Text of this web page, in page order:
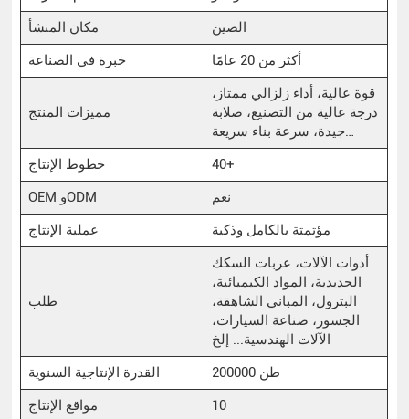
مكان المنشأ
الصين
خبرة في الصناعة
أكثر من 20 عامًا
مميزات المنتج
قوة عالية، أداء زلزالي ممتاز،
درجة عالية من التصنيع، صلابة
خطوط الإنتاج
40+
OEM وODM
نعم
عملية الإنتاج
مؤتمتة بالكامل وذكية
طلب
أدوات الآلات، عربات السكك
الحديدية، المواد الكيميائية،
البترول، المباني الشاهقة،
الجسور، صناعة السيارات،
الآلات الهندسية... إلخ
القدرة الإنتاجية السنوية
200000 طن
مواقع الإنتاج
10